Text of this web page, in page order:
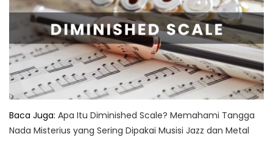
Baca Juga: Apa Itu Diminished Scale? Memahami Tangga
Nada Misterius yang Sering Dipakai Musisi Jazz dan Metal